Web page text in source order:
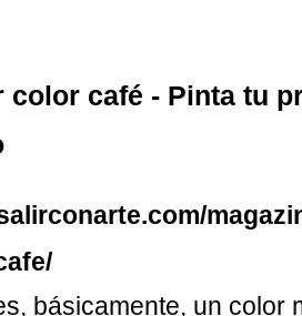
color café - Pinta tu
básicamente, un color